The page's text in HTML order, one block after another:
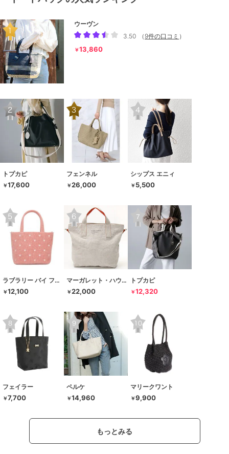
ウーヴン
3.50
（ 9件の口コミ ）
￥13,860
トプカピ
￥17,600
フェンネル
￥26,000
シップス エニィ
￥ 5,500
ラブラリー バイ フェイラー
￥12,100
マーガレット・ハウエル アイデア
￥22,000
トプカピ
￥12,320
フェイラー
￥7,700
ペルケ
￥14,960
マリークワント
￥9,900
もっとみる